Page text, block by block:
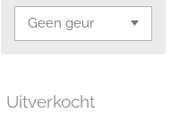
Uitverkocht